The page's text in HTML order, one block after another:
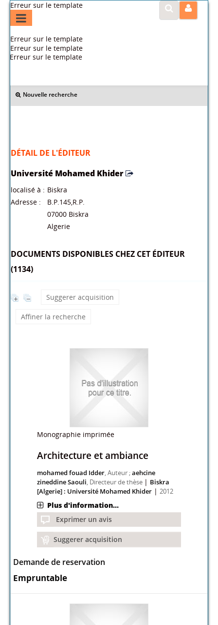
Erreur sur le template
Erreur sur le template
Erreur sur le template
Erreur sur le template
Nouvelle recherche
DÉTAIL DE L'ÉDITEUR
Université Mohamed Khider
localisé à : Biskra
Adresse :
B.P.145,R.P.
07000 Biskra
Algerie
DOCUMENTS DISPONIBLES CHEZ CET ÉDITEUR
(1134)
Suggerer acquisition
Affiner la recherche
Monographie imprimée
Architecture et ambiance
mohamed fouad Idder, Auteur ;aehcine
zineddine Saouli, Directeur de thèse | Biskra
[Algerie] : Université Mohamed Khider |2012
Plus d'information...
Exprimer un avis
Suggerer acquisition
Demande de reservation
Empruntable